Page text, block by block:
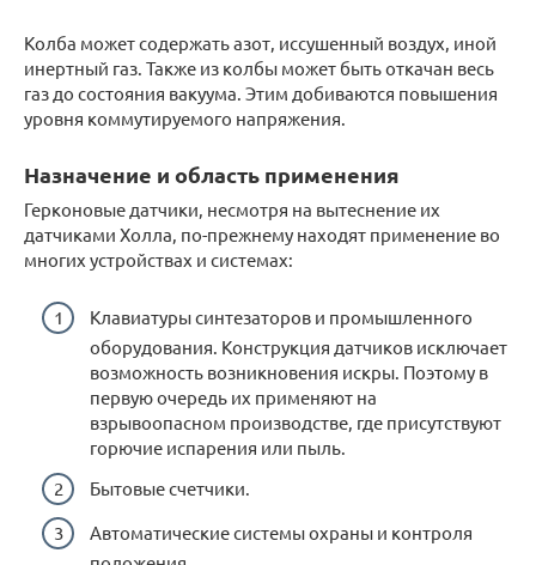
Колба может содержать азот, иссушенный воздух, иной
инертный газ. Также из колбы может быть откачан весь
газ до состояния вакуума. Этим добиваются повышения
уровня коммутируемого напряжения.
Назначение и область применения
Герконовые датчики, несмотря на вытеснение их
датчиками Холла, по-прежнему находят применение во
многих устройствах и системах:
Клавиатуры синтезаторов и промышленного
оборудования. Конструкция датчиков исключает
возможность возникновения искры. Поэтому в
первую очередь их применяют на
взрывоопасном производстве, где присутствуют
горючие испарения или пыль.
Бытовые счетчики.
Автоматические системы охраны и контроля